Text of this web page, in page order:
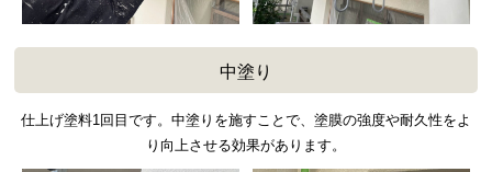
中塗り
仕上げ塗料1回目です。中塗りを施すことで、塗膜の強度や耐久性をよ
り向上させる効果があります。